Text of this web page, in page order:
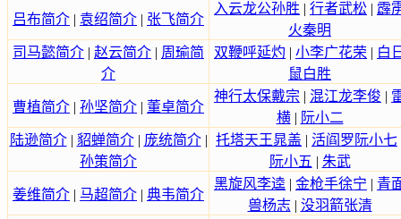
吕布简介 | 袁绍简介 | 张飞简介
入云龙公孙胜 | 行者武松 | 霹
火秦明
司马懿简介 | 赵云简介 | 周瑜简
介
双鞭呼延灼 | 小李广花荣 | 白
鼠白胜
曹植简介 | 孙坚简介 | 董卓简介
神行太保戴宗 | 混江龙李俊 |
横| 阮小二
陆逊简介| 貂蝉简介| 庞统简介|
孙策简介
托塔天王晁盖 | 活阎罗阮小七
阮小五 | 朱武
姜维简介 | 马超简介 | 典韦简介
黑旋风李逵 | 金枪手徐宁 | 青
兽杨志| 没羽箭张清